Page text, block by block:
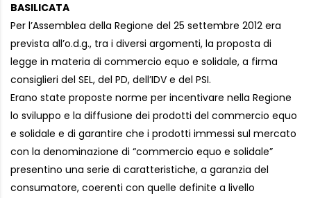
BASILICATA
Per l’Assemblea della Regione del 25 settembre 2012 era
prevista all’o.d.g., tra i diversi argomenti, la proposta di
legge in materia di commercio equo e solidale, a firma
consiglieri del SEL, del PD, dell’IDV e del PSI.
Erano state proposte norme per incentivare nella Regione
lo sviluppo e la diffusione dei prodotti del commercio equo
e solidale e di garantire che i prodotti immessi sul mercato
con la denominazione di “commercio equo e solidale”
presentino una serie di caratteristiche, a garanzia del
consumatore, coerenti con quelle definite a livello